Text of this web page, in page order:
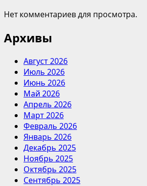
Нет комментариев для просмотра.
Архивы
Август 2026
Июль 2026
Июнь 2026
Май 2026
Апрель 2026
Март 2026
Февраль 2026
Январь 2026
Декабрь 2025
Ноябрь 2025
Октябрь 2025
Сентябрь 2025